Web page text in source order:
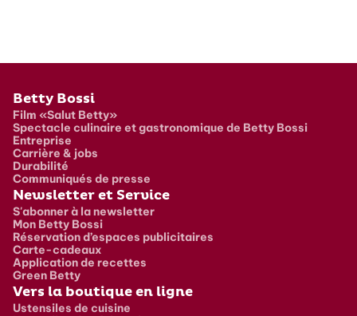
Pied de page
Betty Bossi
Film «Salut Betty»
Spectacle culinaire et gastronomique de Betty Bossi
Entreprise
Carrière & jobs
Durabilité
Communiqués de presse
Newsletter et Service
S'abonner à la newsletter
Mon Betty Bossi
Réservation d’espaces publicitaires
Carte-cadeaux
Application de recettes
Green Betty
Vers la boutique en ligne
Ustensiles de cuisine